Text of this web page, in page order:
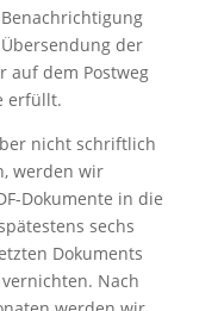
der
auf dem Postweg
erfüllt.
nicht schriftlich
werden wir
Dokumente in die
sechs
Dokuments
Nach